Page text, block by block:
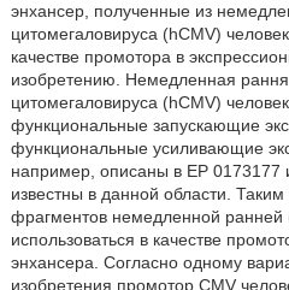
энхансер, полученные из
цитомегаловируса (hCMV)
качестве промотора в
изобретению. Немедленная
цитомегаловируса (hCMV)
функциональные запускающие
функциональные усиливающие
например, описаны в ЕР 0173177
известны в данной области.
фрагментов немедленной ранней
использоваться в качестве
энхансера. Согласно одному
изобретения промотор CMV